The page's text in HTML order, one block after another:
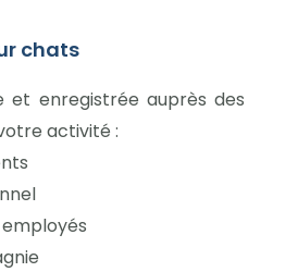
chats
enregistrée auprès des
activité :
employés